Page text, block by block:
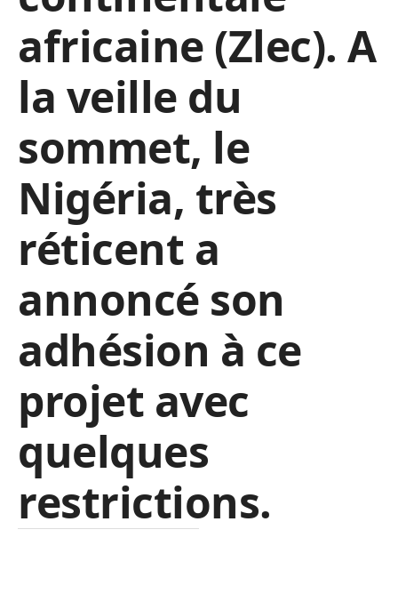
africaine (Zlec). A
la veille du
sommet, le
Nigéria, très
réticent a
annoncé son
adhésion à ce
projet avec
quelques
restrictions.